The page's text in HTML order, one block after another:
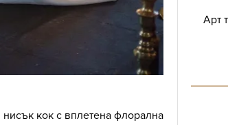
кок с вплетена флорална
Арт